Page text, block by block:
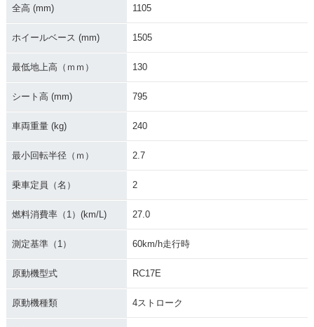
全高 (mm) 1105
ホイールベース (mm) 1505
最低地上高（ｍｍ） 130
シート高 (mm) 795
車両重量 (kg) 240
最小回転半径（ｍ） 2.7
乗車定員（名） 2
燃料消費率（1）(km/L) 27.0
測定基準（1） 60km/h走行時
原動機型式 RC17E
原動機種類 4ストローク